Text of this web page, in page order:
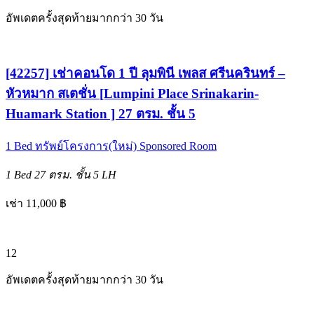
อัพเดตครั้งสุดท้ายมากกว่า 30 วัน
[42257] เช่าคอนโด 1 ปี ลุมพินี เพลส ศรีนครินทร์ –
หัวหมาก สเตชั่น [Lumpini Place Srinakarin-
Huamark Station ] 27 ตรม. ชั้น 5
1 Bed ทรัพย์โครงการ(ใหม่) Sponsored Room
1 Bed 27 ตรม. ชั้น 5 LH
เช่า 11,000 ฿
12
อัพเดตครั้งสุดท้ายมากกว่า 30 วัน